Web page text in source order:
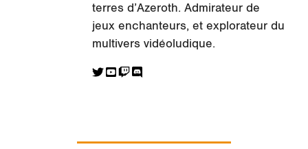
terres d’Azeroth. Admirateur de
jeux enchanteurs, et explorateur du
multivers vidéoludique.